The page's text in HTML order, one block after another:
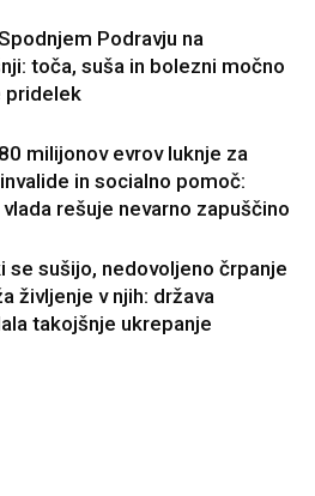
Podravju na
toča, suša in bolezni močno
pridelek
milijonov evrov luknje za
in socialno pomoč:
rešuje nevarno zapuščino
se sušijo, nedovoljeno črpanje
življenje v njih: država
takojšnje ukrepanje